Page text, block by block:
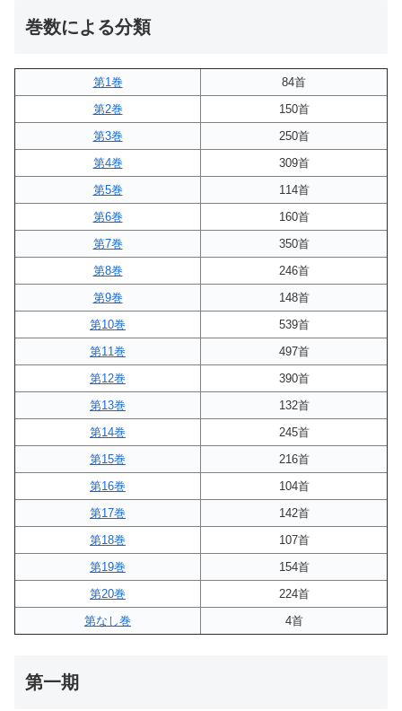
巻数による分類
第1巻
84首
第2巻
150首
第3巻
250首
第4巻
309首
第5巻
114首
第6巻
160首
第7巻
350首
第8巻
246首
第9巻
148首
第10巻
539首
第11巻
497首
第12巻
390首
第13巻
132首
第14巻
245首
第15巻
216首
第16巻
104首
第17巻
142首
第18巻
107首
第19巻
154首
第20巻
224首
第なし巻
4首
第一期